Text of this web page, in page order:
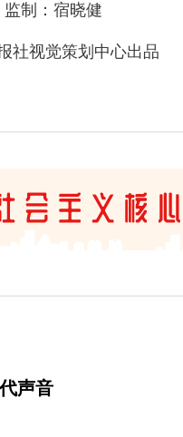
监制：宿晓健
社视觉策划中心出品
声音